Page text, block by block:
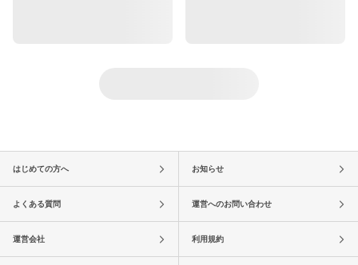
はじめての方へ お知らせ
よくある質問 運営へのお問い合わせ
運営会社 利用規約